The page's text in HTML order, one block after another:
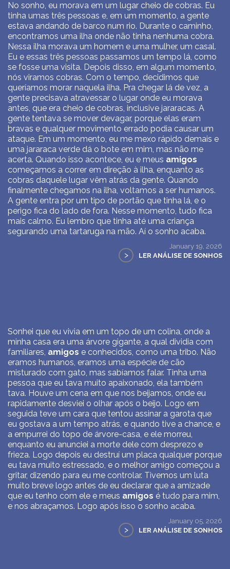
No sonho, eu morava em um lugar cheio de cobras. Eu
tinha umas três pessoas e, em um momento, a gente
estava andando de barco num rio. Durante o caminho,
encontramos uma ilha onde não tinha nenhuma cobra.
Nessa ilha morava um homem e uma mulher, um casal.
Eu e essas três pessoas passamos um tempo lá, como
se fosse uma visita. Depois disso, em algum momento,
nós viramos cobras. Com o tempo, decidimos que
queríamos morar naquela ilha. Pra chegar lá de vez, a
gente precisava atravessar o lugar onde eu morava
antes, que era cheio de cobras, inclusive jararacas. A
gente tentava se mover devagar, porque elas eram
bravas e qualquer movimento errado podia causar um
ataque. Em um momento, eu me mexo rápido demais e
uma jararaca verde dá o bote em mim, mas não me
acerta. Quando isso acontece, eu e meus amigos
começamos a correr em direção à ilha, enquanto as
cobras daquele lugar vêm atrás da gente. Quando
finalmente chegamos na ilha, voltamos a ser humanos.
A gente entra por um tipo de portão que tinha lá, e o
perigo fica do lado de fora. Nesse momento, tudo fica
mais calmo. Eu lembro que tinha até uma criança
segurando uma tartaruga na mão. Aí o sonho acaba.
January 19, 2026
> LER ANÁLISE DE SONHOS
Sonhei que eu vivia em um topo de um colina, onde a
minha casa era uma árvore gigante, a qual dividia com
familiares, amigos e conhecidos, como uma tribo. Não
eramos humanos, eramos uma espécie de cão
misturado com gato, mas sabíamos falar. Tinha uma
pessoa que eu tava muito apaixonado, ela também
tava. Houve um cena em que nos beijamos, onde eu
rapidamente desviei o olhar após o beijo. Logo em
seguida teve um cara que tentou assinar a garota que
eu gostava a um tempo atrás, e quando tive a chance, e
a empurrei do topo de árvore-casa, e ele morreu,
enquanto eu anunciei a morte dele com desprezo e
frieza. Logo depois eu destruí um placa qualquer porque
eu tava muito estressado, e o melhor amigo começou a
gritar, dizendo para eu me controlar. Tivemos um luta
muito breve logo antes de eu declarar que a amizade
que eu tenho com ele e meus amigos é tudo para mim,
e nos abraçamos. Logo após isso o sonho acaba.
January 05, 2026
> LER ANÁLISE DE SONHOS